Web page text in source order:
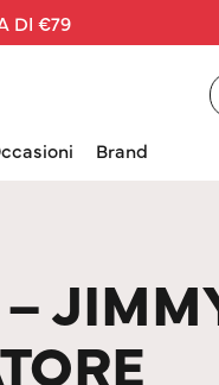
DI €79
Brand